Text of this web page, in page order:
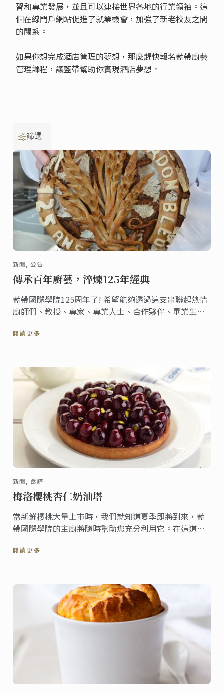
習和專業發展，並且可以連接世界各地的行業領袖。這
個在線門戶網站促進了就業機會，加強了新老校友之間
的關系。
如果你想完成酒店管理的夢想，那麼趕快報名藍帶廚藝
管理課程，讓藍帶幫助你實現酒店夢想。
篩選
新聞, 公告
傳承百年廚藝，淬煉125年經典
藍帶國際學院125周年了! 希望能夠透過這支串聯起熱情
廚師們、教授、專家、專業人士、合作夥伴、畢業生與
閱讀更多
新聞, 食譜
梅洛櫻桃杏仁奶油塔
當新鮮櫻桃大量上市時，我們就知道夏季即將到來，藍
帶國際學院的主廚將隨時幫助您充分利用它。在這道甜
杏仁奶油基底上，完美地展現了櫻桃的魅力。
閱讀更多